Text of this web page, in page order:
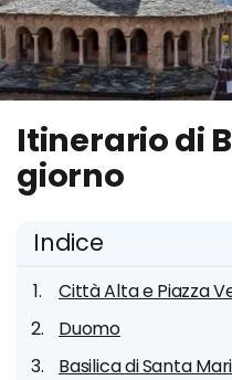
Itinerario di
giorno
Indice
Città Alta e Piazza
Duomo
Basilica di Santa